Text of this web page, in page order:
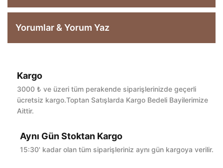
Yorumlar & Yorum Yaz
Bu ürüne ilk yorumu siz yapın!
Kargo
3000 ₺ ve üzeri tüm perakende siparişlerinizde geçerli
ücretsiz kargo.Toptan Satışlarda Kargo Bedeli Bayilerimize
Aittir.
Aynı Gün Stoktan Kargo
15:30' kadar olan tüm siparişleriniz aynı gün kargoya verilir.